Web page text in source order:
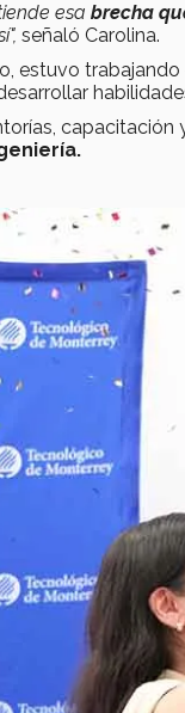
esa brecha
señaló Carolina.
estuvo trabajando
capacitación